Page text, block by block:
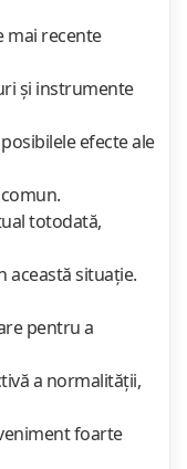
mai recente
și instrumente
efecte ale
totodată,
această situație.
pentru a
a normalității,
foarte